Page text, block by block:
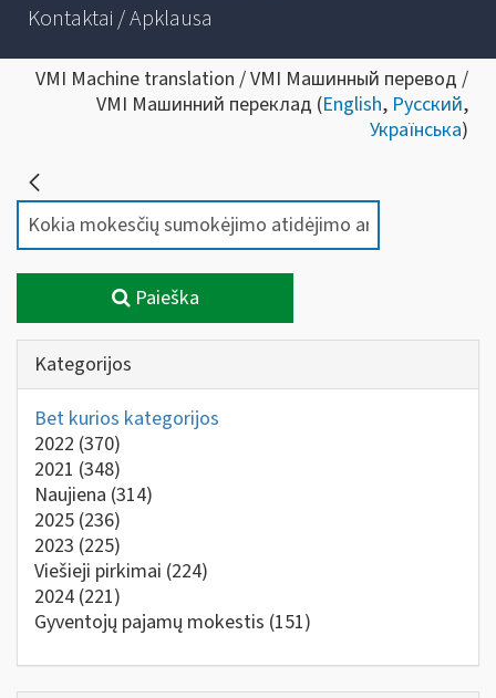
Kontaktai / Apklausa
VMI Machine translation / VMI Машинный перевод /
VMI Машинний переклад (English, Русский,
Українська)
Paieška
Kategorijos
Bet kurios kategorijos
2022 (370)
2021 (348)
Naujiena (314)
2025 (236)
2023 (225)
Viešieji pirkimai (224)
2024 (221)
Gyventojų pajamų mokestis (151)